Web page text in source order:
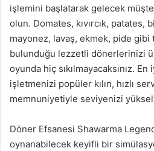
işlemini başlatarak gelecek
olun. Domates, kıvırcık, patates,
mayonez, lavaş, ekmek, pide
bulunduğu lezzetli dönerlerinizi
oyunda hiç sıkılmayacaksınız.
işletmenizi popüler kılın, hızlı
memnuniyetiyle seviyenizi
Döner Efsanesi Shawarma
oynanabilecek keyifli bir